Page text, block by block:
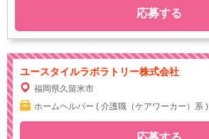
応募する
ユースタイルラボラトリー株式会社
福岡県久留米市
ホームヘルパー ( 介護職（ケアワーカー）系 )